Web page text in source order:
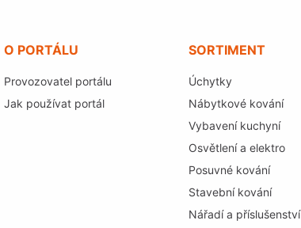
O PORTÁLU
Provozovatel portálu
Jak používat portál
SORTIMENT
Úchytky
Nábytkové kování
Vybavení kuchyní
Osvětlení a elektro
Posuvné kování
Stavební kování
Nářadí a příslušenství